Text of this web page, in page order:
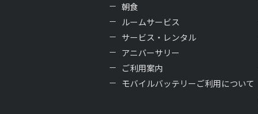
朝食
ルームサービス
サービス・レンタル
アニバーサリー
ご利用案内
モバイルバッテリーご利用について